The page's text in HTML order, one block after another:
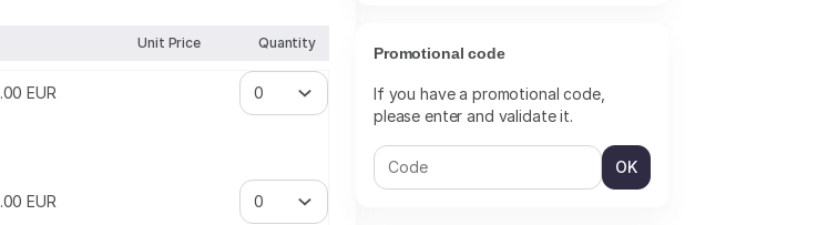
Quantity
Unit Price
.00 EUR
.00 EUR
Promotional code
If you have a promotional code,
please enter and validate it.
OK